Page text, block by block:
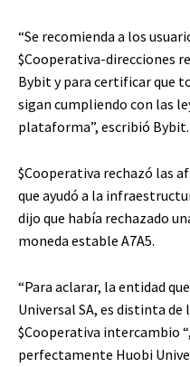
“Se recomienda a los
$Cooperativa-direcciones
Bybit y para certificar que
sigan cumpliendo con las
plataforma”, escribió Bybit.
$Cooperativa rechazó las
que ayudó a la
dijo que había rechazado
moneda estable A7A5.
“Para aclarar, la entidad
Universal SA, es distinta
$Cooperativa intercambio
perfectamente Huobi